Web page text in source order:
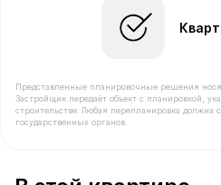
Представленные планировочные решения
Застройщик передаёт объект с планировкой,
строительстве. Любая перепланировка должна
государственных органов.